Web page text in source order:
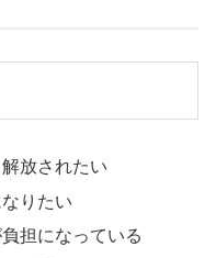
放されたい
りたい
担になっている